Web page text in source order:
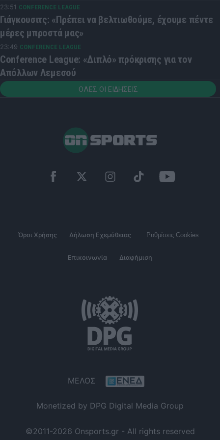
23:51 CONFERENCE LEAGUE
Γιάγκουσιτς: «Πρέπει να βελτιωθούμε, έχουμε πέντε
μέρες μπροστά μας»
23:49 CONFERENCE LEAGUE
Conference League: «Διπλό» πρόκρισης για τον
Απόλλων Λεμεσού
ΟΛΕΣ ΟΙ ΕΙΔΗΣΕΙΣ
Όροι Χρήσης Δήλωση Εχεμύθειας Ρυθμίσεις Cookies
Επικοινωνία Διαφήμιση
ΜΕΛΟΣ
Monetized by DPG Digital Media Group
©2011-2026 Onsports.gr - All rights reserved